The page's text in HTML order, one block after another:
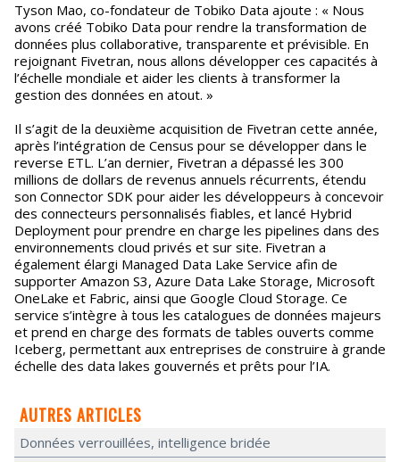
Tyson Mao, co-fondateur de Tobiko Data ajoute : « Nous
avons créé Tobiko Data pour rendre la transformation de
données plus collaborative, transparente et prévisible. En
rejoignant Fivetran, nous allons développer ces capacités à
l’échelle mondiale et aider les clients à transformer la
gestion des données en atout. »
Il s’agit de la deuxième acquisition de Fivetran cette année,
après l’intégration de Census pour se développer dans le
reverse ETL. L’an dernier, Fivetran a dépassé les 300
millions de dollars de revenus annuels récurrents, étendu
son Connector SDK pour aider les développeurs à concevoir
des connecteurs personnalisés fiables, et lancé Hybrid
Deployment pour prendre en charge les pipelines dans des
environnements cloud privés et sur site. Fivetran a
également élargi Managed Data Lake Service afin de
supporter Amazon S3, Azure Data Lake Storage, Microsoft
OneLake et Fabric, ainsi que Google Cloud Storage. Ce
service s’intègre à tous les catalogues de données majeurs
et prend en charge des formats de tables ouverts comme
Iceberg, permettant aux entreprises de construire à grande
échelle des data lakes gouvernés et prêts pour l’IA.
AUTRES ARTICLES
Données verrouillées, intelligence bridée